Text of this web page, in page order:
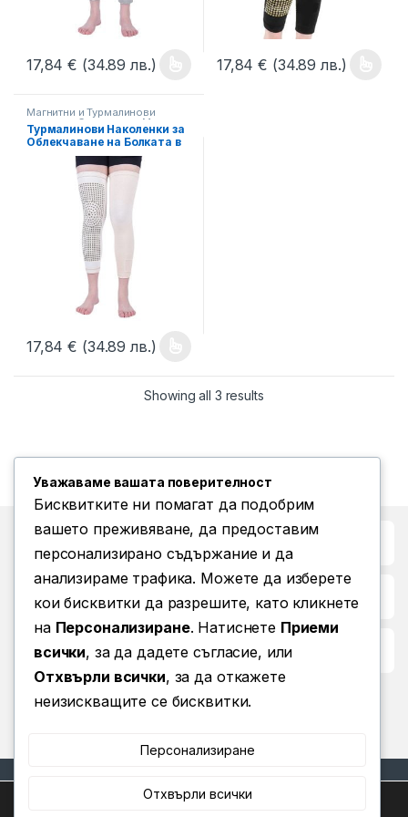
17,84€ (34.89 лв.)
This product has multiple variants. The options may be chosen
17,84€ (34.89 лв.)
This product has multiple
Магнитни и Турмалинови
решения Схващания, Масажи
Терапии
Турмалинови Наколенки за
Облекчаване на Болката в
Коленете и Бедрата,
Загряващи, Еластични,
Бели 2 броя, Код: TN-003
17,84€ (34.89 лв.)
This product has multiple variants. The options may be chosen
Showing all 3 results
Бърз достъп до
Повече информация
Условия за ползване
Уважаваме вашата поверителност
Бисквитките ни помагат да подобрим
вашето преживяване, да предоставим
персонализирано съдържание и да
анализираме трафика. Можете да изберете
кои бисквитки да разрешите, като кликнете
на Персонализиране. Натиснете Приеми
всички, за да дадете съгласие, или
Отхвърли всички, за да откажете
неизискващите се бисквитки.
Персонализиране
Отхвърли всички
Ние използваме бисквитки, за да ви предоставим най-